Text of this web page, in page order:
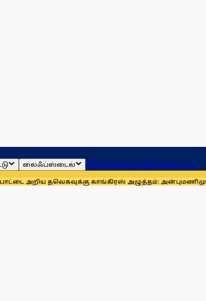
லைஃப்ஸ்டைல் ஜோதிடம்தமிழ்நாடுஇந்தியாஉலகம்
தவெகவுக்கு காங்கிரஸ் அழுத்தம்: அன்புமணிமுதல்வர்